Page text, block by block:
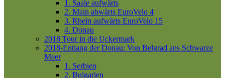
1. Saale aufwärts
2. Main abwärts EuroVelo 4
3. Rhein aufwärts EuroVelo 15
4. Donau
2018 Tour in die Uckermark
2018-Entlang der Donau: Von Belgrad ans Schwarze
Meer
1. Serbien
2. Bulgarien